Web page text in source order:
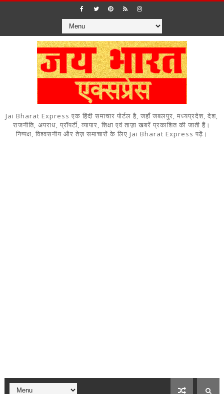
Jai Bharat Express एक हिंदी समाचार पोर्टल है, जहाँ जबलपुर, मध्यप्रदेश, देश,
राजनीति, अपराध, प्रॉपर्टी, व्यापार, शिक्षा एवं ताज़ा खबरें प्रकाशित की जाती हैं।
निष्पक्ष, विश्वसनीय और तेज़ समाचारों के लिए Jai Bharat Express पढ़ें।